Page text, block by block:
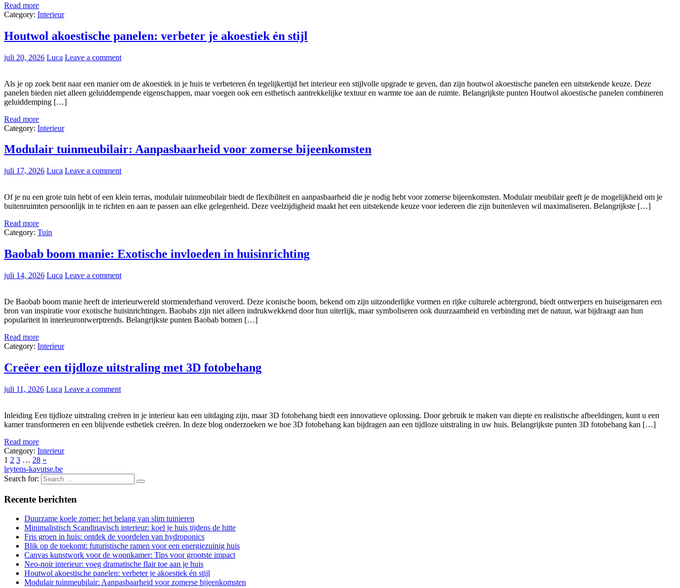
Read more
Category: Interieur
Houtwol akoestische panelen: verbeter je akoestiek én stijl
juli 20, 2026 Luca Leave a comment
Als je op zoek bent naar een manier om de akoestiek in je huis te verbeteren én tegelijkertijd het interieur een stijlvolle upgrade te geven, dan zijn houtwol akoestische panelen een uitstekende keuze. Deze
panelen bieden niet alleen geluiddempende eigenschappen, maar voegen ook een esthetisch aantrekkelijke textuur en warmte toe aan de ruimte. Belangrijkste punten Houtwol akoestische panelen combineren
geluiddemping […]
Read more
Category: Interieur
Modulair tuinmeubilair: Aanpasbaarheid voor zomerse bijeenkomsten
juli 17, 2026 Luca Leave a comment
Of je nu een grote tuin hebt of een klein terras, modulair tuinmeubilair biedt de flexibiliteit en aanpasbaarheid die je nodig hebt voor zomerse bijeenkomsten. Modulair meubilair geeft je de mogelijkheid om je
buitenruimten persoonlijk in te richten en aan te passen aan elke gelegenheid. Deze veelzijdigheid maakt het een uitstekende keuze voor iedereen die zijn buitenleven wil maximaliseren. Belangrijkste […]
Read more
Category: Tuin
Baobab boom manie: Exotische invloeden in huisinrichting
juli 14, 2026 Luca Leave a comment
De Baobab boom manie heeft de interieurwereld stormenderhand veroverd. Deze iconische boom, bekend om zijn uitzonderlijke vormen en rijke culturele achtergrond, biedt ontwerpers en huiseigenaren een
bron van inspiratie voor exotische huisinrichtingen. Baobabs zijn niet alleen indrukwekkend door hun uiterlijk, maar symboliseren ook duurzaamheid en verbinding met de natuur, wat bijdraagt aan hun
populariteit in interieurontwerptrends. Belangrijkste punten Baobab bomen […]
Read more
Category: Interieur
Creëer een tijdloze uitstraling met 3D fotobehang
juli 11, 2026 Luca Leave a comment
Inleiding Een tijdloze uitstraling creëren in je interieur kan een uitdaging zijn, maar 3D fotobehang biedt een innovatieve oplossing. Door gebruik te maken van diepte en realistische afbeeldingen, kunt u een
kamer transformeren en een blijvende esthetiek creëren. In deze blog onderzoeken we hoe 3D fotobehang kan bijdragen aan een tijdloze uitstraling in uw huis. Belangrijkste punten 3D fotobehang kan […]
Read more
Category: Interieur
1 2 3 … 28 »
leytens-kavutse.be
Search for:
Recente berichten
Duurzame koele zomer: het belang van slim tuinieren
Minimalistisch Scandinavisch interieur: koel je huis tijdens de hitte
Fris groen in huis: ontdek de voordelen van hydroponics
Blik op de toekomt: futuristische ramen voor een energiezuinig huis
Canvas kunstwork voor de woonkamer: Tips voor grootste impact
Neo-noir interieur: voeg dramatische flair toe aan je huis
Houtwol akoestische panelen: verbeter je akoestiek én stijl
Modulair tuinmeubilair: Aanpasbaarheid voor zomerse bijeenkomsten